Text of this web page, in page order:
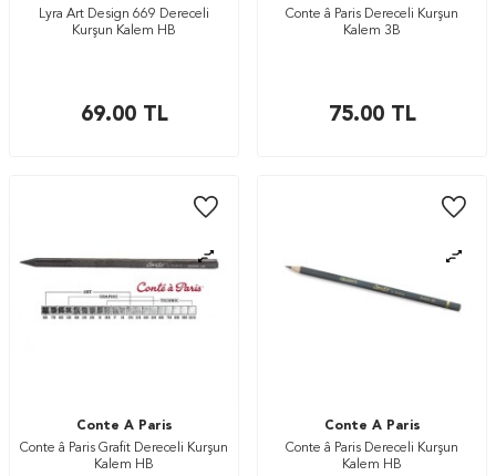
Lyra Art Design 669 Dereceli
Kurşun Kalem HB
69.00TL
Conte â Paris Dereceli Kurşun
Kalem 3B
75.00TL
Conte A Paris
Conte â Paris Grafit Dereceli Kurşun
Kalem HB
Conte A Paris
Conte â Paris Dereceli Kurşun
Kalem HB